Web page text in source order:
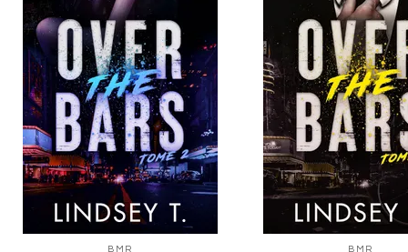
BMR BMR